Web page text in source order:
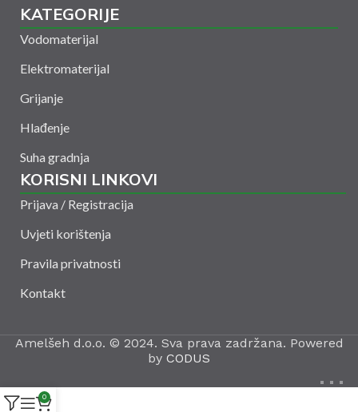
KATEGORIJE
Vodomaterijal
Elektromaterijal
Grijanje
Hlađenje
Suha gradnja
KORISNI LINKOVI
Prijava / Registracija
Uvjeti korištenja
Pravila privatnosti
Kontakt
Amelšeh d.o.o. © 2024. Sva prava zadržana. Powered
by CODUS
0